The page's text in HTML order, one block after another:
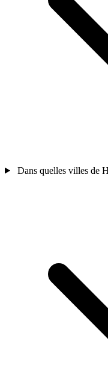
Dans quelles villes de